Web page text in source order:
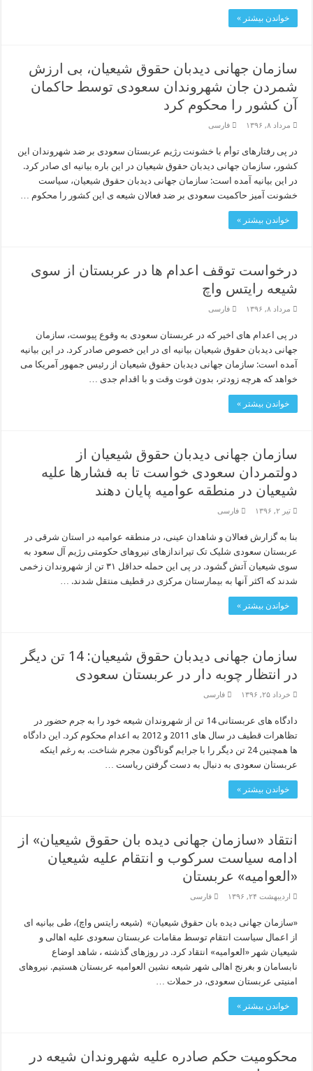
خواندن بیشتر »
سازمان جهانی دیدبان حقوق شیعیان، بی ارزش
شمردن جان شهروندان سعودی توسط حاکمان
آن کشور را محکوم کرد
مرداد ۸, ۱۳۹۶ فارسی
در پی رفتارهای توأم با خشونت رژیم عربستان سعودی بر ضد شهروندان این
کشور، سازمان جهانی دیدبان حقوق شیعیان در این باره بیانیه ای صادر کرد.
در این بیانیه آمده است: سازمان جهانی دیدبان حقوق شیعیان، سیاست
خشونت آمیز حاکمیت سعودی بر ضد فعالان شیعه ی این کشور را محکوم …
خواندن بیشتر »
درخواست توقف اعدام ها در عربستان از سوی
شیعه رایتس واچ
مرداد ۸, ۱۳۹۶ فارسی
در پی اعدام های اخیر که در عربستان سعودی به وقوع پیوست، سازمان
جهانی دیدبان حقوق شیعیان بیانیه ای در این خصوص صادر کرد. در این بیانیه
آمده است: سازمان جهانی دیدبان حقوق شیعیان از رئیس جمهور آمریکا می
خواهد که هرچه زودتر، بدون فوت وقت و با اقدام جدی …
خواندن بیشتر »
سازمان جهانی دیدبان حقوق شیعیان از
دولتمردان سعودی خواست تا به فشارها علیه
شیعیان در منطقه عوامیه پایان دهند
تیر ۲, ۱۳۹۶ فارسی
بنا به گزارش فعالان و شاهدان عینی، در منطقه عوامیه در استان شرقی در
عربستان سعودی شلیک تک تیراندازهای نیروهای حکومتی رژیم آل سعود به
سوی شیعیان آتش گشود. در پی این حمله حداقل ۳۱ تن از شهروندان زخمی
شدند که اکثر آنها به بیمارستان مرکزی در قطیف منتقل شدند. …
خواندن بیشتر »
سازمان جهانی دیدبان حقوق شیعیان: 14 تن دیگر
در انتظار چوبه دار در عربستان سعودی
خرداد ۲۵, ۱۳۹۶ فارسی
دادگاه های عربستانی 14 تن از شهروندان شیعه خود را به جرم حضور در
تظاهرات قطیف در سال های 2011 و 2012 به اعدام محکوم کرد. این دادگاه
ها همچنین 24 تن دیگر را با جرایم گوناگون مجرم شناخت. به رغم اینکه
عربستان سعودی به دنبال به دست گرفتن ریاست …
خواندن بیشتر »
انتقاد «سازمان جهانى دیده بان حقوق شیعیان» از
ادامه سیاست سرکوب و انتقام علیه شیعیان
«العوامیه» عربستان
اردیبهشت ۲۴, ۱۳۹۶ فارسی
«سازمان جهانی دیده بان حقوق شیعیان» (شیعه رایتس واچ)، طی بیانیه ای
از اعمال سیاست انتقام توسط مقامات عربستان سعودی علیه اهالی و
شیعیان شهر «العوامیه» انتقاد کرد. در روزهای گذشته ، شاهد اوضاع
نابسامان و بغرنج اهالی شهر شیعه نشین العوامیه عربستان هستیم. نیروهای
امنیتی عربستان سعودی، در حملات …
خواندن بیشتر »
محکومیت حکم صادره علیه شهروندان شیعه در